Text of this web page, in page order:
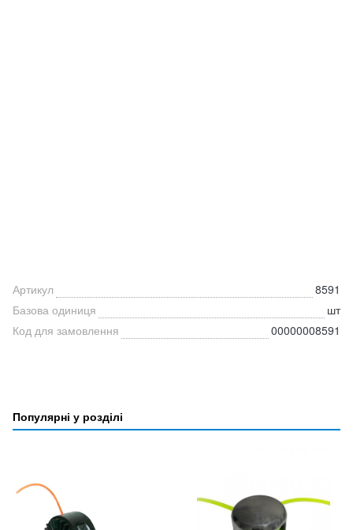
Артикул
8591
Базова одиниця
шт
Код для замовлення
00000008591
Популярні у розділі